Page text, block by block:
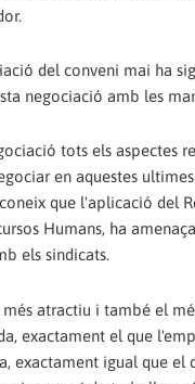
del conveni mai ha
negociació amb les
tots els aspectes
en aquestes
que l'aplicació del
Humans, ha
els sindicats.
més atractiu i també el
exactament el que
exactament igual que el